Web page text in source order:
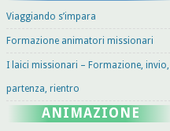
Viaggiando s’impara
Formazione animatori missionari
I laici missionari – Formazione, invio,
partenza, rientro
ANIMAZIONE